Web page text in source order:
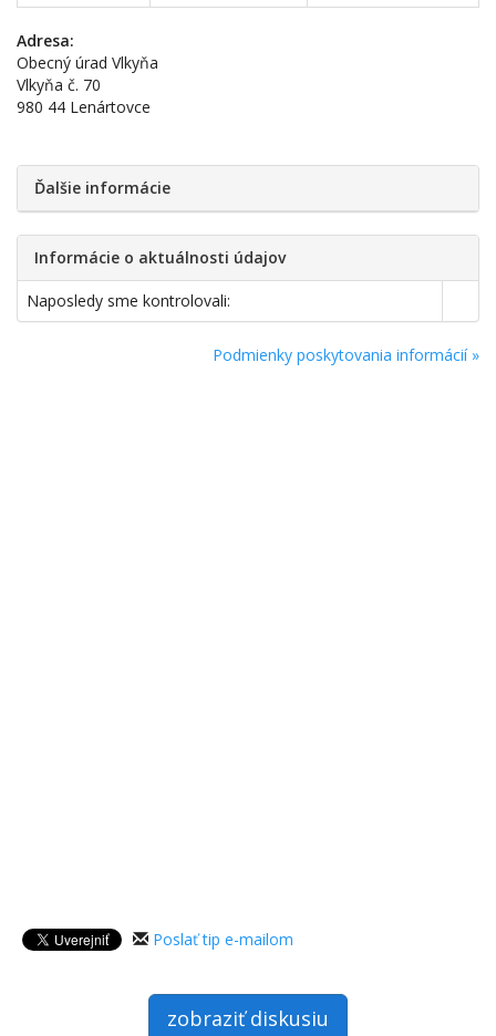
Adresa:
Obecný úrad Vlkyňa
Vlkyňa č. 70
980 44 Lenártovce
Ďalšie informácie
Informácie o aktuálnosti údajov
Naposledy sme kontrolovali:
Podmienky poskytovania informácií »
Poslať tip e-mailom
zobraziť diskusiu